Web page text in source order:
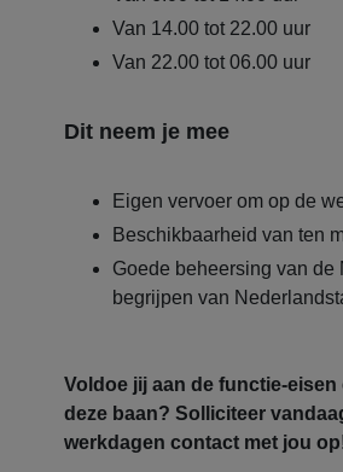
Van 14.00 tot 22.00 uur
Van 22.00 tot 06.00 uur
Dit neem je mee
Eigen vervoer om op de
Beschikbaarheid van ten
Goede beheersing van de
begrijpen van
Voldoe jij aan de functie-
deze baan? Solliciteer
werkdagen contact met jou